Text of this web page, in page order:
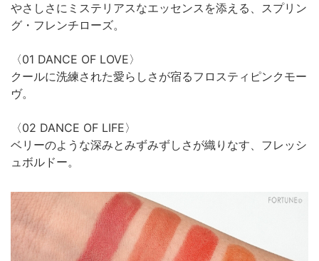
やさしさにミステリアスなエッセンスを添える、スプリン
グ・フレンチローズ。
〈01 DANCE OF LOVE〉
クールに洗練された愛らしさが宿るフロスティピンクモー
ヴ。
〈02 DANCE OF LIFE〉
ベリーのような深みとみずみずしさが織りなす、フレッシ
ュボルドー。